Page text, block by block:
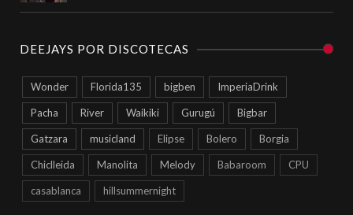
DEEJAYS POR DISCOTECAS
Wonder Florida135 bigben ImperiaDrink
Pacha River Waikiki Gurugú Bigbar
Gatzara musicland Elipse Bolero Borgia
Chiclleida Manolita Melody Babaroom CPU
casablanca hillsummernight